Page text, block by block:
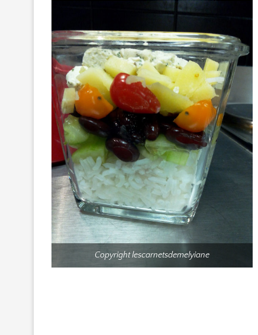
Copyright lescarnetsdemelyiane